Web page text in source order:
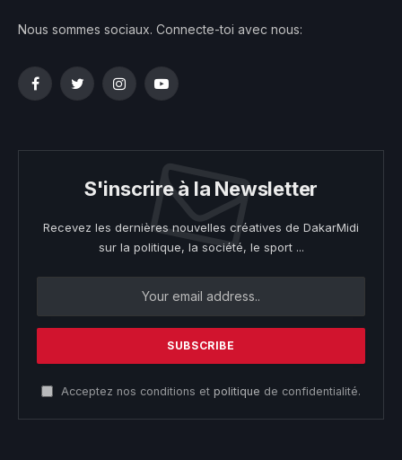
Nous sommes sociaux. Connecte-toi avec nous:
FacebookTwitterInstagramYouTube
S'inscrire à la Newsletter
Recevez les dernières nouvelles créatives de DakarMidi
sur la politique, la société, le sport ...
Acceptez nos conditions et politique de confidentialité.